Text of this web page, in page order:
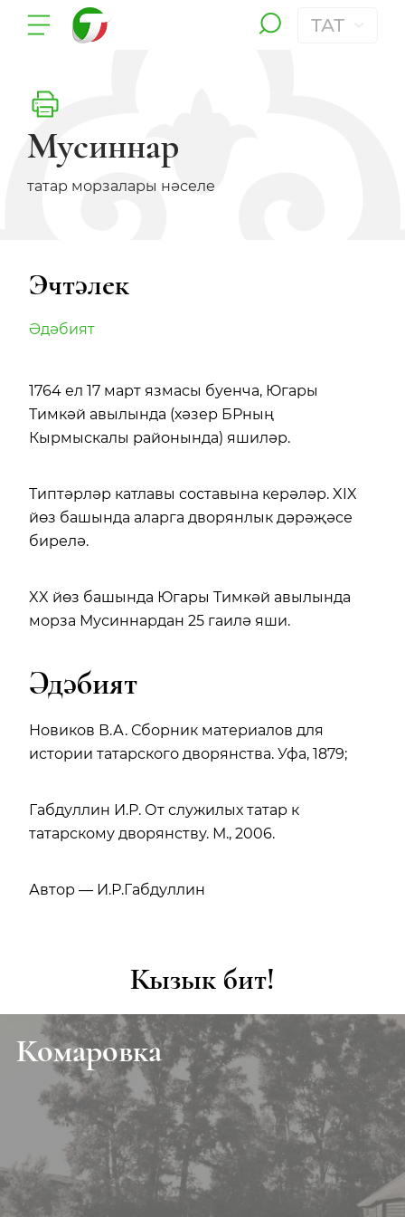
ТАТ
Мусиннар
татар морзалары нәселе
Эчтәлек
Әдәбият
1764 ел 17 март язмасы буенча, Югары
Тимкәй авылында (хәзер БРның
Кырмыскалы районында) яшиләр.
Типтәрләр катлавы составына керәләр. XIX
йөз башында аларга дворянлык дәрәҗәсе
бирелә.
XX йөз башында Югары Тимкәй авылында
морза Мусиннардан 25 гаилә яши.
Әдәбият
Новиков В.А. Сборник материалов для
истории татарского дворянства. Уфа, 1879;
Габдуллин И.Р. От служилых татар к
татарскому дворянству. М., 2006.
Автор — И.Р.Габдуллин
Кызык бит!
Комаровка